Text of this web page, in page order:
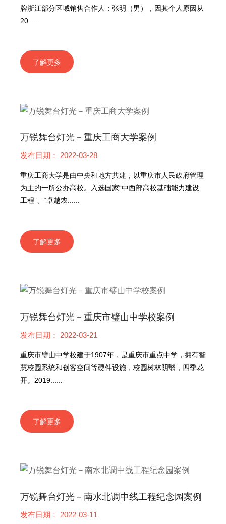
牌浙江部分区域销售合作人：张明（男），因其个人原因从
20......
了解更多
万锐舞台灯光－重庆工商大学案例
发布日期： 2022-03-28
重庆工商大学是由中央和地方共建，以重庆市人民政府管理
为主的一所公办高校。入选国家“中西部高校基础能力建设
工程”、“卓越农......
了解更多
万锐舞台灯光－重庆市璧山中学校案例
发布日期： 2022-03-21
重庆市璧山中学校建于1907年，是重庆市重点中学，拥有智
慧校园系统和创客空间等硬件设施，校园树林阴翳，四季花
开。2019......
了解更多
万锐舞台灯光－南水北调中线工程纪念园案例
发布日期： 2022-03-11